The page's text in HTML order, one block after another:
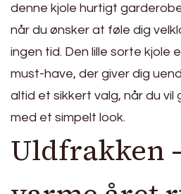
denne kjole hurtigt
når du ønsker at føle dig
ingen tid. Den lille sorte kjole
must-have, der giver dig
altid et sikkert valg, når du
med et simpelt look.
Uldfrakken